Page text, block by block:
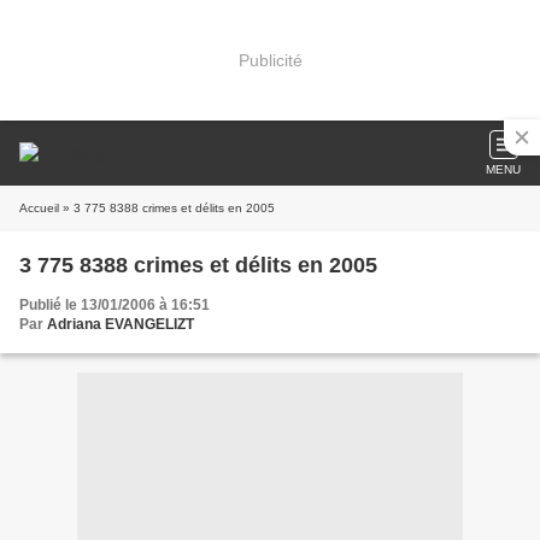
Publicité
MENU
Accueil » 3 775 8388 crimes et délits en 2005
3 775 8388 crimes et délits en 2005
Publié le 13/01/2006 à 16:51
Par Adriana EVANGELIZT